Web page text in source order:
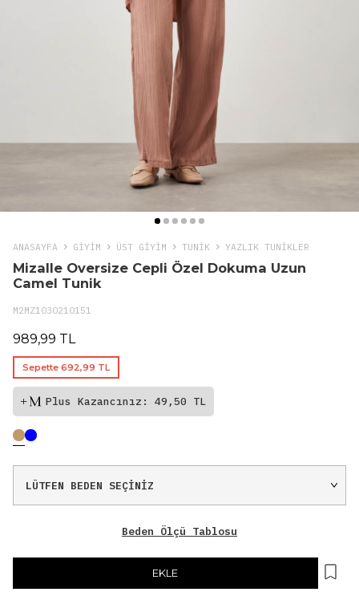
ANASAYFA GIYIM ÜST GİYİM TUNIK YAZLIK TUNIKLER
Mizalle Oversize Cepli Özel Dokuma Uzun
Camel Tunik
M2MZ1030210151
989,99 TL
Sepette 692,99 TL
Plus Kazancınız: 49,50 TL
Beden Ölçü Tablosu
EKLE